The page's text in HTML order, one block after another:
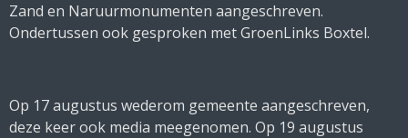
Zand en Naruurmonumenten aangeschreven.
Ondertussen ook gesproken met GroenLinks Boxtel.
Op 17 augustus wederom gemeente aangeschreven,
deze keer ook media meegenomen. Op 19 augustus